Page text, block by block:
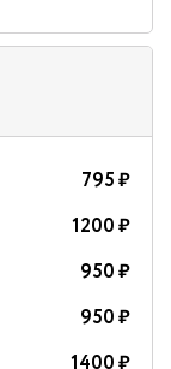
795₽
1200₽
950₽
950₽